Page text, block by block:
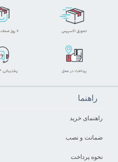
راهنما
راهنمای خرید
ضمانت و نصب
نحوه پرداخت